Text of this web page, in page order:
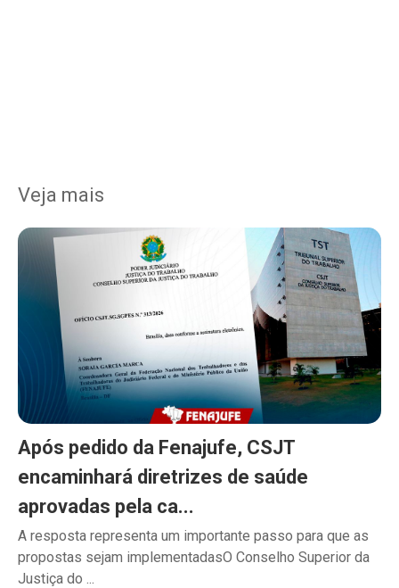
Veja mais
Após pedido da Fenajufe, CSJT
encaminhará diretrizes de saúde
aprovadas pela ca...
A resposta representa um importante passo para que as
propostas sejam implementadasO Conselho Superior da
Justiça do ...